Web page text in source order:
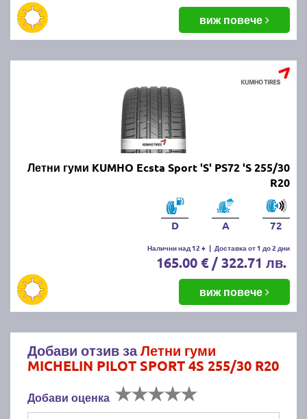
виж повече
Летни гуми KUMHO Ecsta Sport 'S' PS72 'S 255/30
R20
D A 72
Налични над 12 + | Доставка от 1 до 2 дни
165.00 € / 322.71 лв.
виж повече
Добави отзив заЛетни гуми
MICHELIN PILOT SPORT 4S 255/30 R20
Добави оценка